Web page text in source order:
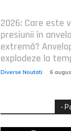
2026: Care este
presiunii în
extremă?
explodeze la
Diverse Noutati 6
-